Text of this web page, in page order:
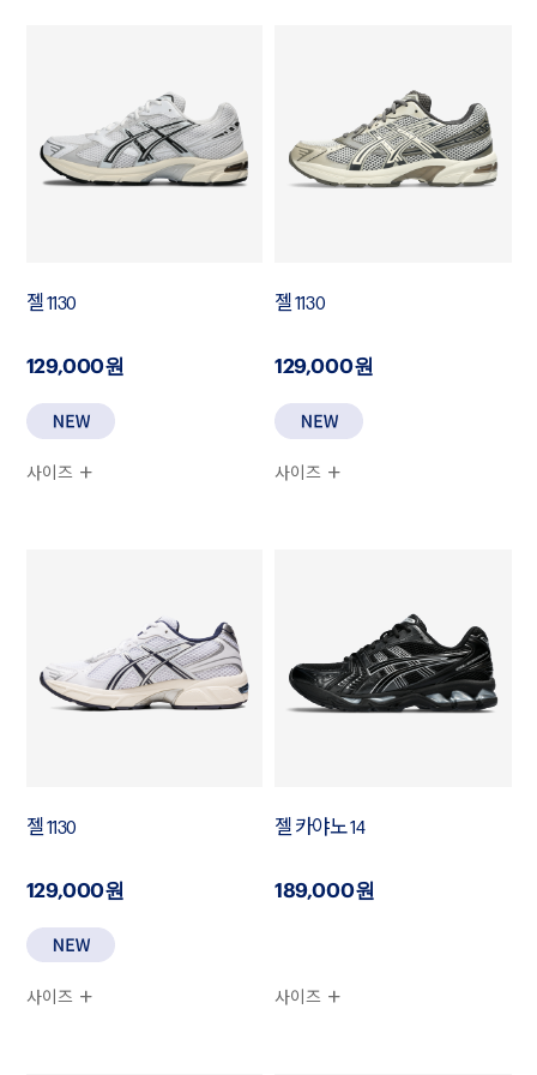
젤 1130
129,000원
사이즈
젤 1130
129,000원
사이즈
젤 1130
129,000원
사이즈
젤 카야노 14
189,000원
사이즈